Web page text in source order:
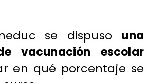
se dispuso una
vacunación escolar
en qué porcentaje se